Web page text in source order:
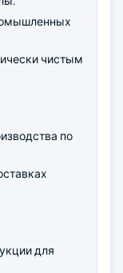
чистым
по
для